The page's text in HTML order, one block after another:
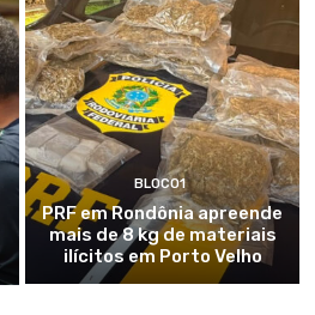
BLOCO1
PRF em Rondônia apreende
mais de 8 kg de materiais
ilícitos em Porto Velho